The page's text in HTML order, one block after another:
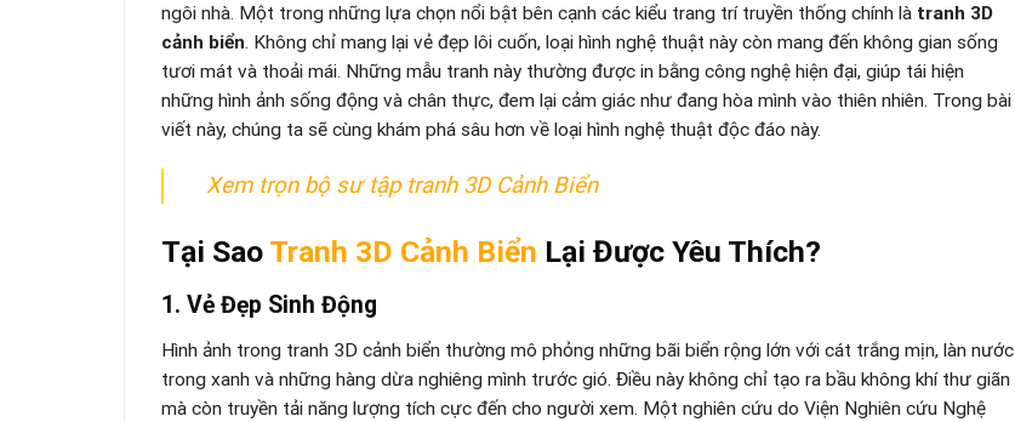
ngôi nhà. Một trong những lựa chọn nổi bật bên cạnh các kiểu trang trí truyền thống chính là tranh 3D
cảnh biển. Không chỉ mang lại vẻ đẹp lôi cuốn, loại hình nghệ thuật này còn mang đến không gian sống
tươi mát và thoải mái. Những mẫu tranh này thường được in bằng công nghệ hiện đại, giúp tái hiện
những hình ảnh sống động và chân thực, đem lại cảm giác như đang hòa mình vào thiên nhiên. Trong bài
viết này, chúng ta sẽ cùng khám phá sâu hơn về loại hình nghệ thuật độc đáo này.
Xem trọn bộ sư tập tranh 3D Cảnh Biển
Tại Sao Tranh 3D Cảnh Biển Lại Được Yêu Thích?
1. Vẻ Đẹp Sinh Động
Hình ảnh trong tranh 3D cảnh biển thường mô phỏng những bãi biển rộng lớn với cát trắng mịn, làn nước
trong xanh và những hàng dừa nghiêng mình trước gió. Điều này không chỉ tạo ra bầu không khí thư giãn
mà còn truyền tải năng lượng tích cực đến cho người xem. Một nghiên cứu do Viện Nghiên cứu Nghệ